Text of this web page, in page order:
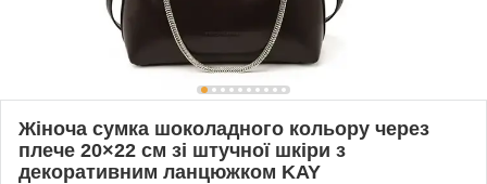
Жіноча сумка шоколадного кольору через
плече 20×22 см зі штучної шкіри з
декоративним ланцюжком KAY